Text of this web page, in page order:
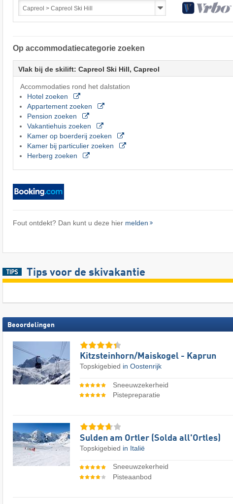
Op accommodatiecategorie zoeken
Vlak bij de skilift: Capreol Ski Hill, Capreol
Accommodaties rond het dalstation
Hotel zoeken
Appartement zoeken
Pension zoeken
Vakantiehuis zoeken
Kamer op boerderij zoeken
Kamer bij particulier zoeken
Herberg zoeken
Fout ontdekt? Dan kunt u deze hier melden
Tips voor de skivakantie
Beoordelingen
Kitzsteinhorn/​Maiskogel - Kaprun
Topskigebied in Oostenrijk
Sneeuwzekerheid
Pistepreparatie
Sulden am Ortler (Solda all'Ortles)
Topskigebied in Italië
Sneeuwzekerheid
Pisteaanbod